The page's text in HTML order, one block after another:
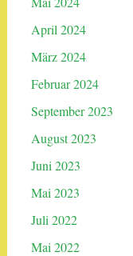
April 2024
März 2024
Februar 2024
September 2023
August 2023
Juni 2023
Mai 2023
Juli 2022
Mai 2022